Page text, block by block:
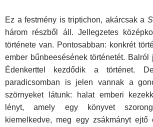
Ez a festmény is triptichon, akárcsak a
három részből áll. Jellegzetes
története van. Ponto­sabban: konkrét
ember bűnbeesésének történetét. Balról
Édenkerttel kezdődik a történet.
paradicsomban is jelen vannak a
szörnyeket látunk: halat emberi
lényt, amely egy könyvet
kiemelkedve, meg egy zsákmányt ejtő